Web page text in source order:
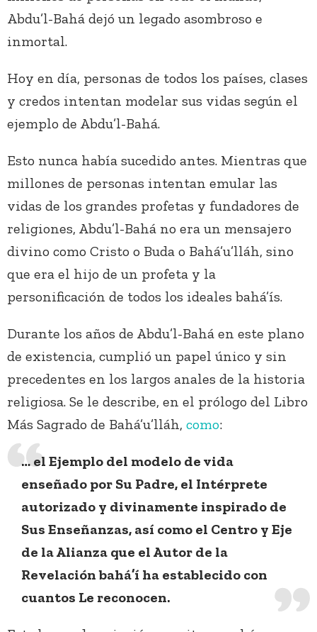
Abdu’l-Bahá dejó un legado asombroso e
inmortal.
Hoy en día, personas de todos los países, clases
y credos intentan modelar sus vidas según el
ejemplo de Abdu’l-Bahá.
Esto nunca había sucedido antes. Mientras que
millones de personas intentan emular las
vidas de los grandes profetas y fundadores de
religiones, Abdu’l-Bahá no era un mensajero
divino como Cristo o Buda o Bahá’u’lláh, sino
que era el hijo de un profeta y la
personificación de todos los ideales bahá’ís.
Durante los años de Abdu’l-Bahá en este plano
de existencia, cumplió un papel único y sin
precedentes en los largos anales de la historia
religiosa. Se le describe, en el prólogo del Libro
Más Sagrado de Bahá’u’lláh, como:
… el Ejemplo del modelo de vida
enseñado por Su Padre, el Intérprete
autorizado y divinamente inspirado de
Sus Enseñanzas, así como el Centro y Eje
de la Alianza que el Autor de la
Revelación bahá’í ha establecido con
cuantos Le reconocen.